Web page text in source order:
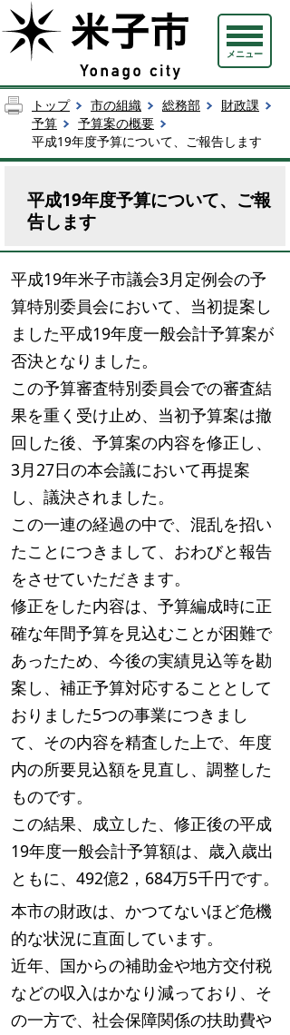
メニュー
トップ 市の組織 総務部
財政課
予算
予算案の概要
平成19年度予算について、ご報告します
平成19年度予算について、ご報
告します
平成19年米子市議会3月定例会の予
算特別委員会において、当初提案し
ました平成19年度一般会計予算案が
否決となりました。
この予算審査特別委員会での審査結
果を重く受け止め、当初予算案は撤
回した後、予算案の内容を修正し、
3月27日の本会議において再提案
し、議決されました。
この一連の経過の中で、混乱を招い
たことにつきまして、おわびと報告
をさせていただきます。
修正をした内容は、予算編成時に正
確な年間予算を見込むことが困難で
あったため、今後の実績見込等を勘
案し、補正予算対応することとして
おりました5つの事業につきまし
て、その内容を精査した上で、年度
内の所要見込額を見直し、調整した
ものです。
この結果、成立した、修正後の平成
19年度一般会計予算額は、歳入歳出
ともに、492億2，684万5千円です。
本市の財政は、かつてないほど危機
的な状況に直面しています。
近年、国からの補助金や地方交付税
などの収入はかなり減っており、そ
の一方で、社会保障関係の扶助費や